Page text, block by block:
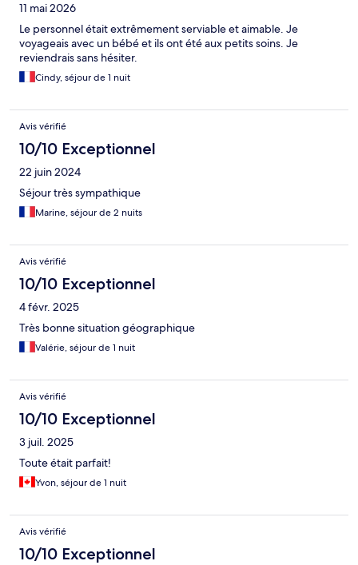
11 mai 2026
Le personnel était extrêmement serviable et aimable. Je
voyageais avec un bébé et ils ont été aux petits soins. Je
reviendrais sans hésiter.
Cindy, séjour de 1 nuit
Avis vérifié
10/10 Exceptionnel
22 juin 2024
Séjour très sympathique
Marine, séjour de 2 nuits
Avis vérifié
10/10 Exceptionnel
4 févr. 2025
Très bonne situation géographique
Valérie, séjour de 1 nuit
Avis vérifié
10/10 Exceptionnel
3 juil. 2025
Toute était parfait!
Yvon, séjour de 1 nuit
Avis vérifié
10/10 Exceptionnel